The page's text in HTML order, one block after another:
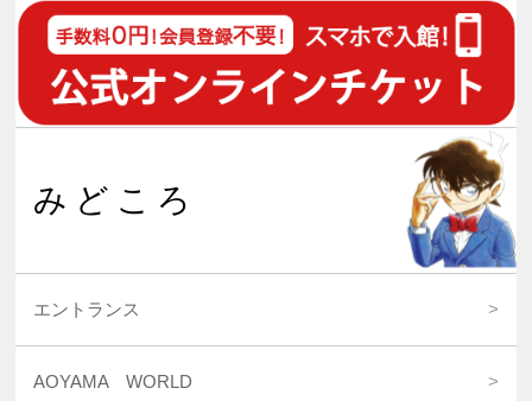
みどころ
エントランス
AOYAMA WORLD